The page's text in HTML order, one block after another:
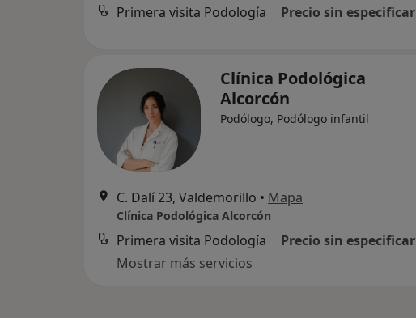
Primera visita Podología Precio sin especificar
Clínica Podológica
Alcorcón
Podólogo, Podólogo infantil
C. Dalí 23, Valdemorillo • Mapa
Clínica Podológica Alcorcón
Primera visita Podología
Precio sin especificar
Mostrar más servicios